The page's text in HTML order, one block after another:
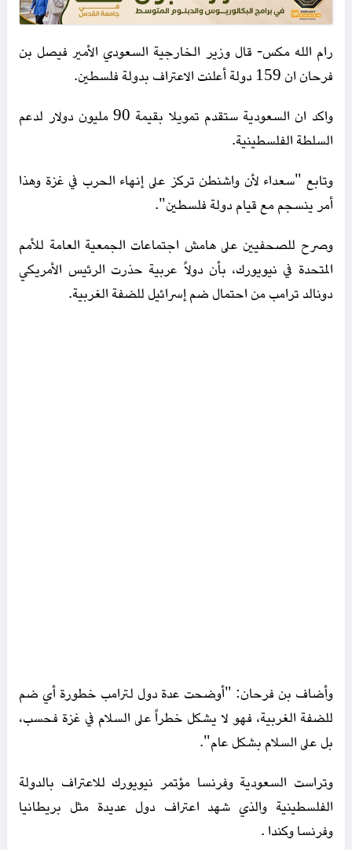
رام الله مكس- قال وزير الخارجية السعودي الأمير فيصل بن
فرحان ان 159 دولة أعلنت الاعتراف بدولة فلسطين.
واكد ان السعودية ستقدم تمويلا بقيمة 90 مليون دولار لدعم
السلطة الفلسطينية.
وتابع "سعداء لأن واشنطن تركز على إنهاء الحرب في غزة وهذا
أمر ينسجم مع قيام دولة فلسطين".
وصرح للصحفيين على هامش اجتماعات الجمعية العامة للأمم
المتحدة في نيويورك، بأن دولاً عربية حذرت الرئيس الأمريكي
دونالد ترامب من احتمال ضم إسرائيل للضفة الغربية.
وأضاف بن فرحان: "أوضحت عدة دول لترامب خطورة أي ضم
للضفة الغربية، فهو لا يشكل خطراً على السلام في غزة فحسب،
بل على السلام بشكل عام".
وتراست السعودية وفرنسا مؤتمر نيويورك للاعتراف بالدولة
الفلسطينية والذي شهد اعتراف دول عديدة مثل بريطانيا
وفرنسا وكندا .